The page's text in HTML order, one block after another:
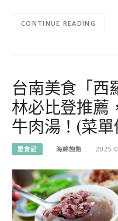
CONTINUE READING
台南美食「西
林必比登推薦
牛肉湯！(菜
愛食記 海綿飽飽 2025-